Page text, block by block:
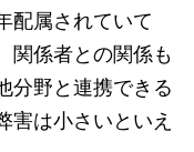
配属されていて
関係者との関係も
分野と連携できる
害は小さいといえ